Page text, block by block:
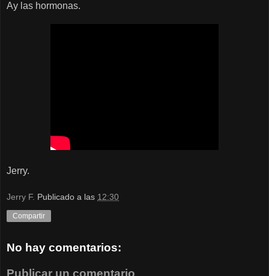
Ay las hormonas.
Jerry.
Jerry F. Publicado a las 12:30
Compartir
No hay comentarios: